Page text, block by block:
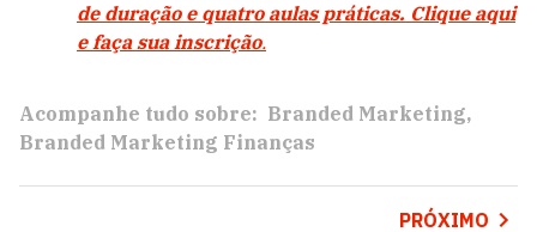
de duração e quatro aulas práticas. Clique aqui
e faça sua inscrição.
Acompanhe tudo sobre: Branded Marketing
Branded Marketing Finanças
PRÓXIMO